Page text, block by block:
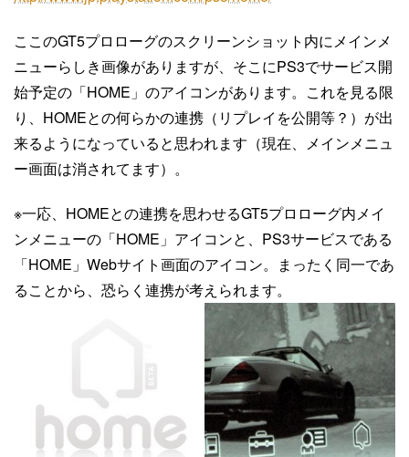
ここのGT5プロローグのスクリーンショット内にメインメ
ニューらしき画像がありますが、そこにPS3でサービス開
始予定の「HOME」のアイコンがあります。これを見る限
り、HOMEとの何らかの連携（リプレイを公開等？）が出
来るようになっていると思われます（現在、メインメニュ
ー画面は消されてます）。
※一応、HOMEとの連携を思わせるGT5プロローグ内メイ
ンメニューの「HOME」アイコンと、PS3サービスである
「HOME」Webサイト画面のアイコン。まったく同一であ
ることから、恐らく連携が考えられます。